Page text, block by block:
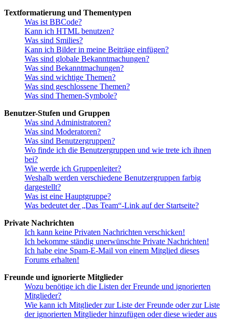
Textformatierung und Thementypen
Was ist BBCode?
Kann ich HTML benutzen?
Was sind Smilies?
Kann ich Bilder in meine Beiträge einfügen?
Was sind globale Bekanntmachungen?
Was sind Bekanntmachungen?
Was sind wichtige Themen?
Was sind geschlossene Themen?
Was sind Themen-Symbole?
Benutzer-Stufen und Gruppen
Was sind Administratoren?
Was sind Moderatoren?
Was sind Benutzergruppen?
Wo finde ich die Benutzergruppen und wie trete ich ihnen
bei?
Wie werde ich Gruppenleiter?
Weshalb werden verschiedene Benutzergruppen farbig
dargestellt?
Was ist eine Hauptgruppe?
Was bedeutet der „Das Team“-Link auf der Startseite?
Private Nachrichten
Ich kann keine Privaten Nachrichten verschicken!
Ich bekomme ständig unerwünschte Private Nachrichten!
Ich habe eine Spam-E-Mail von einem Mitglied dieses
Forums erhalten!
Freunde und ignorierte Mitglieder
Wozu benötige ich die Listen der Freunde und ignorierten
Mitglieder?
Wie kann ich Mitglieder zur Liste der Freunde oder zur Liste
der ignorierten Mitglieder hinzufügen oder diese wieder aus